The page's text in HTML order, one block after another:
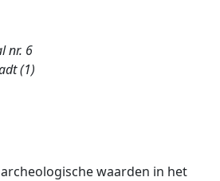
nr. 6
(1)
waarden in het